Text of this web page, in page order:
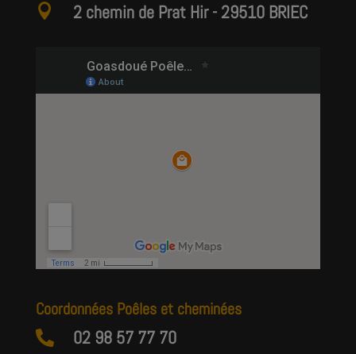
 2 chemin de Prat Hir - 29510 BRIEC
Coordonnées Poêles et cheminées
 02 98 57 77 70